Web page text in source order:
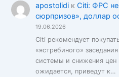
apostolidiк Citi: ФРС не
сюрпризов», доллар
19.06.2026
Citi рекомендует
«ястребиного»
системы и снижения цен
ожидается, приведут к…